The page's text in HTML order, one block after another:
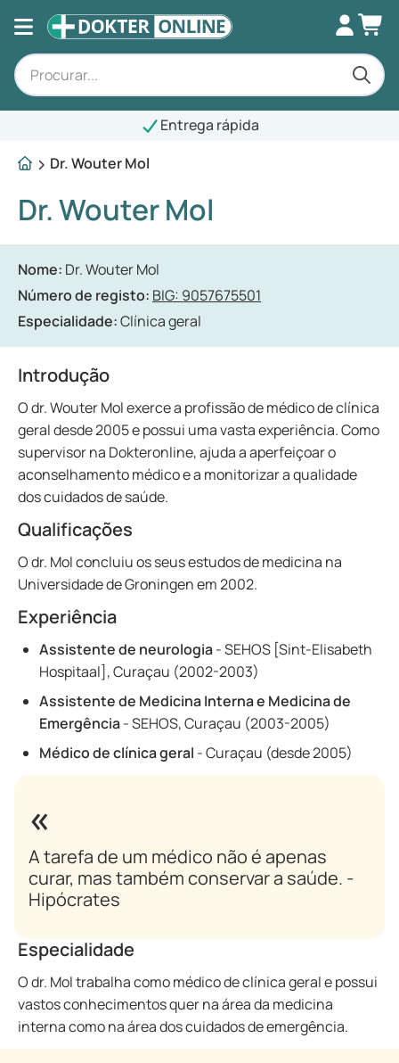
Entrega rápida
Dr. Wouter Mol
Dr. Wouter Mol
Nome: Dr. Wouter Mol
Número de registo: BIG: 9057675501
Especialidade:Clínica geral
Introdução
O dr. Wouter Mol exerce a profissão de médico de clínica
geral desde 2005 e possui uma vasta experiência. Como
supervisor na Dokteronline, ajuda a aperfeiçoar o
aconselhamento médico e a monitorizar a qualidade
dos cuidados de saúde.
Qualificações
O dr. Mol concluiu os seus estudos de medicina na
Universidade de Groningen em 2002.
Experiência
Assistente de neurologia- SEHOS [Sint-Elisabeth
Hospitaal], Curaçau (2002-2003)
Assistente de Medicina Interna e Medicina de
Emergência- SEHOS, Curaçau (2003-2005)
Médico de clínica geral - Curaçau (desde 2005)
A tarefa de um médico não é apenas
curar, mas também conservar a saúde. -
Hipócrates
Especialidade
O dr. Mol trabalha como médico de clínica geral e possui
vastos conhecimentos quer na área da medicina
interna como na área dos cuidados de emergência.